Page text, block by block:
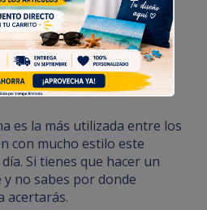
Combinada
es la más utilizada entre los
con mucho estilo este
Si tienes que hacer un
no sabes por donde
acertarás.